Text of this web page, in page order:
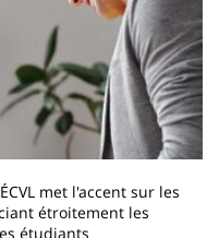
met l'accent sur les
étroitement les
étudiants